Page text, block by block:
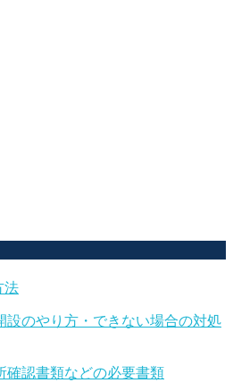
法
設のやり方・できない場合の対処
確認書類などの必要書類